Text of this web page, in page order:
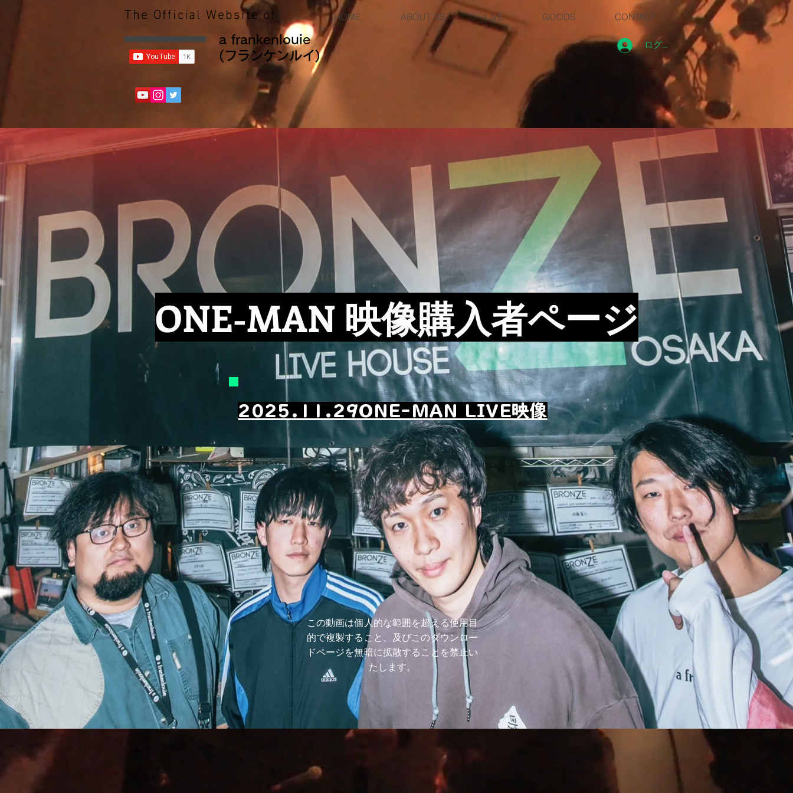
The Official Website of HOME ABOUT US LIVE GOODS CONTACT
a frankenlouie
(フランケンルイ)
ログイン
ONE-MAN 映像購入者ページ
2025.11.29ONE-MAN LIVE映像
​この動画は個人的な範囲を超える使用目
的で複製すること、及びこのダウンロー
ドページを無暗に拡散することを禁止い
たします。